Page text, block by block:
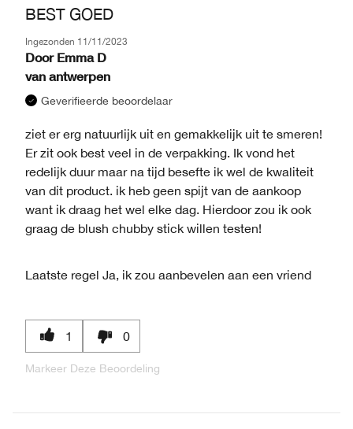
BEST GOED
Ingezonden 11/11/2023
Door Emma D
van antwerpen
Geverifieerde beoordelaar
ziet er erg natuurlijk uit en gemakkelijk uit te smeren!
Er zit ook best veel in de verpakking. Ik vond het
redelijk duur maar na tijd besefte ik wel de kwaliteit
van dit product. ik heb geen spijt van de aankoop
want ik draag het wel elke dag. Hierdoor zou ik ook
graag de blush chubby stick willen testen!
Laatste regel Ja, ik zou aanbevelen aan een vriend
1 0
Markeer Deze Beoordeling